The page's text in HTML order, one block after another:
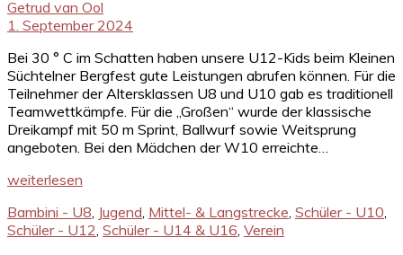
Getrud van Ool
1. September 2024
Bei 30 ° C im Schatten haben unsere U12-Kids beim Kleinen
Süchtelner Bergfest gute Leistungen abrufen können. Für die
Teilnehmer der Altersklassen U8 und U10 gab es traditionell
Teamwettkämpfe. Für die „Großen“ wurde der klassische
Dreikampf mit 50 m Sprint, Ballwurf sowie Weitsprung
angeboten. Bei den Mädchen der W10 erreichte…
weiterlesen
Bambini - U8 Jugend Mittel- & Langstrecke Schüler - U10
Schüler - U12 Schüler - U14 & U16 Verein